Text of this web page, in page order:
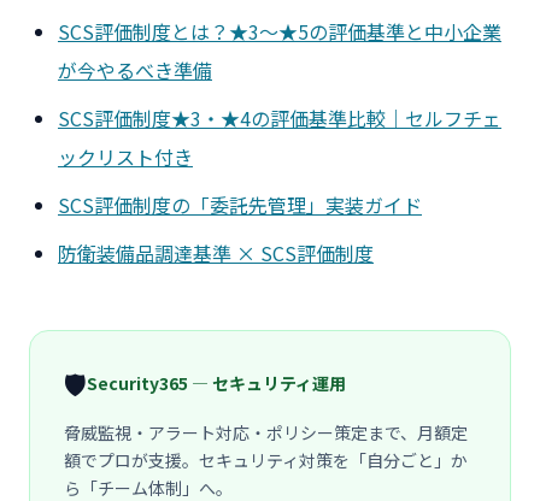
SCS評価制度とは？★3〜★5の評価基準と中小企業
が今やるべき準備
SCS評価制度★3・★4の評価基準比較｜セルフチェ
ックリスト付き
SCS評価制度の「委託先管理」実装ガイド
防衛装備品調達基準 × SCS評価制度
🛡️Security365 — セキュリティ運用
脅威監視・アラート対応・ポリシー策定まで、月額定
額でプロが支援。セキュリティ対策を「自分ごと」か
ら「チーム体制」へ。